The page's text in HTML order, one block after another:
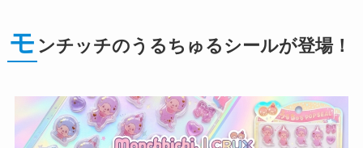
モ ンチッチのうるちゅるシールが登場！